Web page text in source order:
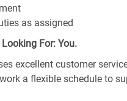
as assigned
Looking For: You.
excellent customer
a flexible schedule to